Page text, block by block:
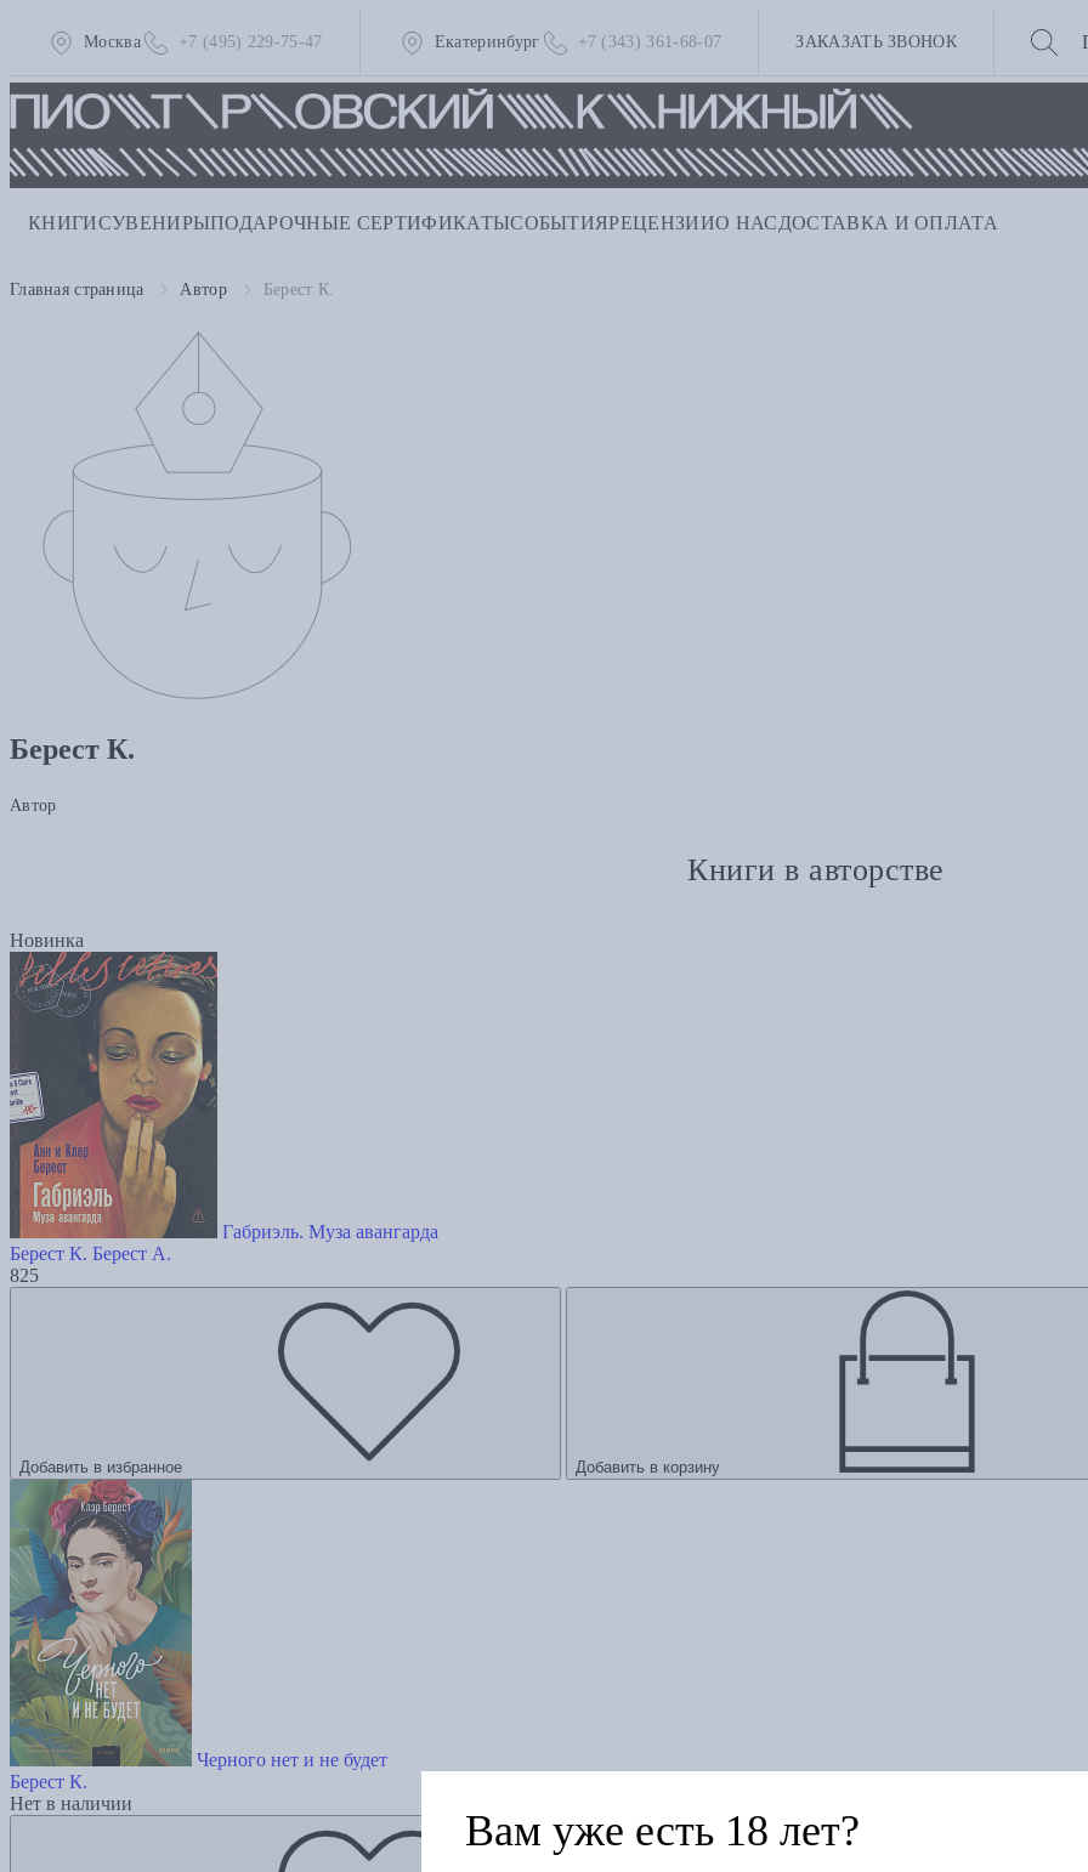
Москва +7 (495) 229-75-47 Екатеринбург +7 (343) 361-68-07 ЗАКАЗАТЬ ЗВОНОК
КНИГИСУВЕНИРЫПОДАРОЧНЫЕ СЕРТИФИКАТЫСОБЫТИЯРЕЦЕНЗИИО НАС ДОСТАВКА И ОПЛАТА
Главная страница Автор Берест К.
Берест К.
Автор
Книги в авторстве
Новинка
Габриэль. Муза авангарда
Берест К. Берест А.
825
Добавить в избранное Добавить в корзину
Черного нет и не будет
Берест К.
Нет в наличии
Вам уже есть 18 лет?